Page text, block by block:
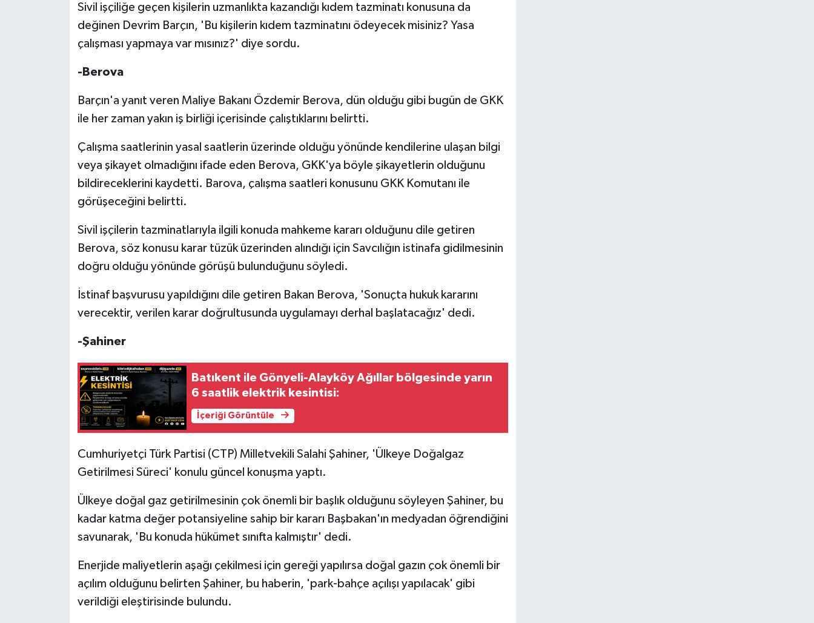
Sivil işçiliğe geçen kişilerin uzmanlıkta kazandığı kıdem tazminatı konusuna da
değinen Devrim Barçın, 'Bu kişilerin kıdem tazminatını ödeyecek misiniz? Yasa
çalışması yapmaya var mısınız?' diye sordu.
-Berova
Barçın'a yanıt veren Maliye Bakanı Özdemir Berova, dün olduğu gibi bugün de GKK
ile her zaman yakın iş birliği içerisinde çalıştıklarını belirtti.
Çalışma saatlerinin yasal saatlerin üzerinde olduğu yönünde kendilerine ulaşan bilgi
veya şikayet olmadığını ifade eden Berova, GKK'ya böyle şikayetlerin olduğunu
bildireceklerini kaydetti. Barova, çalışma saatleri konusunu GKK Komutanı ile
görüşeceğini belirtti.
Sivil işçilerin tazminatlarıyla ilgili konuda mahkeme kararı olduğunu dile getiren
Berova, söz konusu karar tüzük üzerinden alındığı için Savcılığın istinafa gidilmesinin
doğru olduğu yönünde görüşü bulunduğunu söyledi.
İstinaf başvurusu yapıldığını dile getiren Bakan Berova, 'Sonuçta hukuk kararını
verecektir, verilen karar doğrultusunda uygulamayı derhal başlatacağız' dedi.
-Şahiner
Batıkent ile Gönyeli-Alayköy Ağıllar bölgesinde yarın
6 saatlik elektrik kesintisi:
İçeriği Görüntüle
Cumhuriyetçi Türk Partisi (CTP) Milletvekili Salahi Şahiner, 'Ülkeye Doğalgaz
Getirilmesi Süreci' konulu güncel konuşma yaptı.
Ülkeye doğal gaz getirilmesinin çok önemli bir başlık olduğunu söyleyen Şahiner, bu
kadar katma değer potansiyeline sahip bir kararı Başbakan'ın medyadan öğrendiğini
savunarak, 'Bu konuda hükümet sınıfta kalmıştır' dedi.
Enerjide maliyetlerin aşağı çekilmesi için gereği yapılırsa doğal gazın çok önemli bir
açılım olduğunu belirten Şahiner, bu haberin, 'park-bahçe açılışı yapılacak' gibi
verildiği eleştirisinde bulundu.